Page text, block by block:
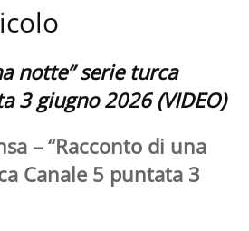
notte” serie turca
3 giugno 2026 (VIDEO)
– “Racconto di una
Canale 5 puntata 3